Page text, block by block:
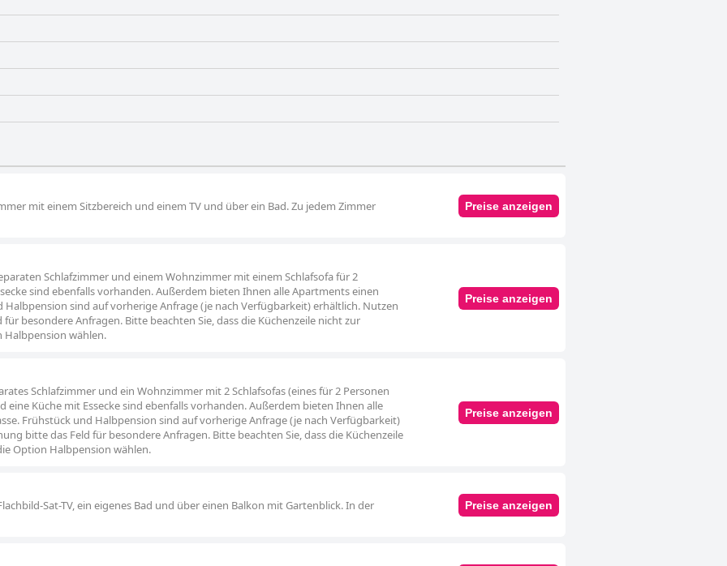
bequeme Transportmittel und gut gewartete Annehmlichkeiten unterstützt werden. Obwohl
gelegentliche Bedenken hinsichtlich der Lebensmittelqualität bestehen, bietet das Hotel ein
ist besonders für preisbewusste Reisende und Familien geeignet, die einen ruhigen Rückzugsort in
mit einem Sitzbereich und einem TV und über ein Bad. Zu jedem Zimmer
Preise anzeigen
Schlafzimmer und einem Wohnzimmer mit einem Schlafsofa für 2
sind ebenfalls vorhanden. Außerdem bieten Ihnen alle Apartments einen
Halbpension sind auf vorherige Anfrage (je nach Verfügbarkeit) erhältlich. Nutzen
besondere Anfragen. Bitte beachten Sie, dass die Küchenzeile nicht zur
Halbpension wählen.
Preise anzeigen
Schlafzimmer und ein Wohnzimmer mit 2 Schlafsofas (eines für 2 Personen
eine Küche mit Essecke sind ebenfalls vorhanden. Außerdem bieten Ihnen alle
Frühstück und Halbpension sind auf vorherige Anfrage (je nach Verfügbarkeit)
bitte das Feld für besondere Anfragen. Bitte beachten Sie, dass die Küchenzeile
Option Halbpension wählen.
Preise anzeigen
Sat-TV, ein eigenes Bad und über einen Balkon mit Gartenblick. In der
Preise anzeigen